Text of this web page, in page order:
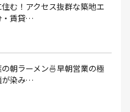
ッグ 折りたたみ(1）
りごと解決(1）
む！アクセス抜群な築地エ
・賃貸…
朝ラーメン🍜早朝営業の極
が染み…